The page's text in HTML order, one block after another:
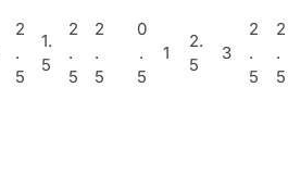
2
.
5
1.
5
2
.
5
2
.
5
0
.
5
1
2.
5
3
2
.
5
2
.
5